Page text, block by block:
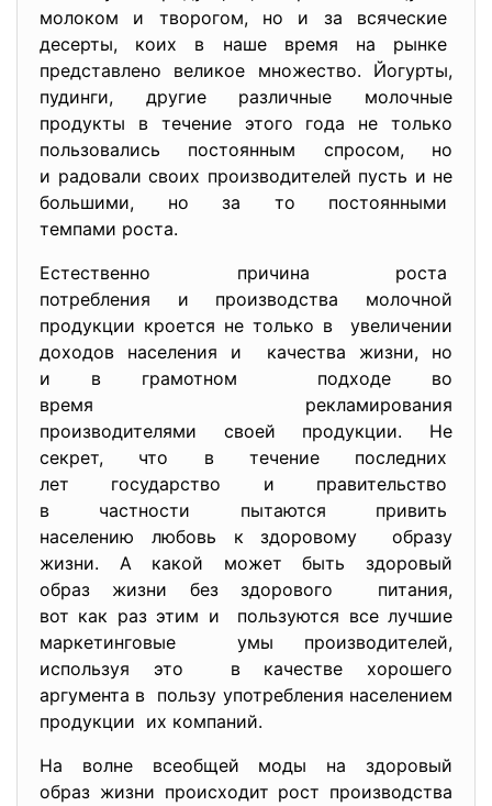
молоком и творогом, но и за всяческие
десерты, коих в наше время на рынке
представлено великое множество. Йогурты,
пудинги, другие различные молочные
продукты в течение этого года не только
пользовались постоянным спросом, но
и радовали своих производителей пусть и не
большими, но за то постоянными
темпами роста.
Естественно причина роста
потребления и производства молочной
продукции кроется не только в увеличении
доходов населения и качества жизни, но
и в грамотном подходе во
время рекламирования
производителями своей продукции. Не
секрет, что в течение последних
лет государство и правительство
в частности пытаются привить
населению любовь к здоровому образу
жизни. А какой может быть здоровый
образ жизни без здорового питания,
вот как раз этим и пользуются все лучшие
маркетинговые умы производителей,
используя это в качестве хорошего
аргумента в пользу употребления населением
продукции их компаний.
На волне всеобщей моды на здоровый
образ жизни происходит рост производства